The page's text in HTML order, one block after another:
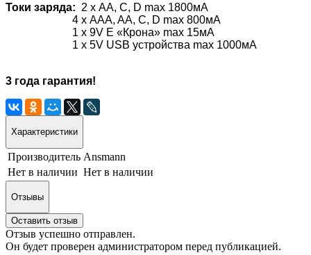
Токи заряда: 2 x AA, C, D max 1800мА
4 x AAA, AA, C, D max 800мА
1 x 9V E «Крона» max 15мА
1 x 5V USB устройства max 1000мА
3 года гарантия!
Характеристики
Производитель Ansmann
Нет в наличии Нет в наличии
Отзывы
Оставить отзыв
Отзыв успешно отправлен.
Он будет проверен администратором перед публикацией.